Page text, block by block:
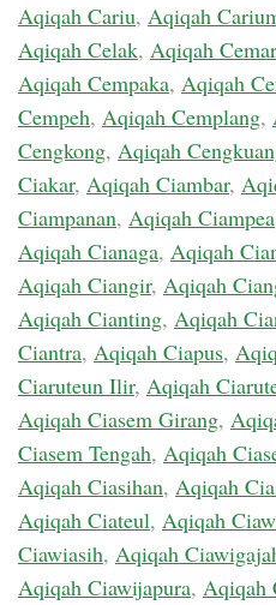
Aqiqah Cariu, Aqiqah
Aqiqah Celak, Aqiqah
Aqiqah Cempaka, Aqiqah
Cempeh, Aqiqah Cemplang,
Cengkong, Aqiqah
Ciakar, Aqiqah Ciambar,
Ciampanan, Aqiqah Ciampea
Aqiqah Cianaga, Aqiqah
Aqiqah Ciangir, Aqiqah
Aqiqah Cianting, Aqiqah
Ciantra, Aqiqah Ciapus,
Ciaruteun Ilir, Aqiqah
Aqiqah Ciasem Girang,
Ciasem Tengah, Aqiqah
Aqiqah Ciasihan, Aqiqah
Aqiqah Ciateul, Aqiqah
Ciawiasih, Aqiqah
Aqiqah Ciawijapura, Aqiqah